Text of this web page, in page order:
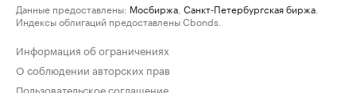
Данные предоставлены: Мосбиржа Санкт-Петербургская биржа
Индексы облигаций предоставлены Cbonds.
Информация об ограничениях
О соблюдении авторских прав
Пользовательское соглашение